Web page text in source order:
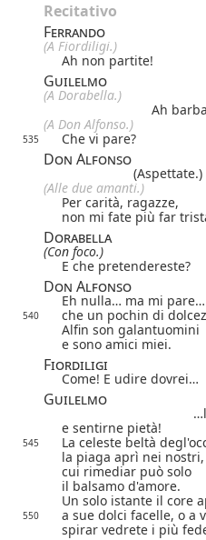
Recitativo
Ferrando
(A Fiordiligi.)
Ah non partite!
Guilelmo
(A Dorabella.)
Ah
(A Don Alfonso.)
535 Che vi pare?
Don Alfonso
(Aspettate.)
(Alle due amanti.)
Per carità, ragazze,
non mi fate più far
Dorabella
(Con foco.)
E che pretendereste?
Don Alfonso
Eh nulla… ma mi pare…
540
che un pochin di
Alfin son galantuomini
e sono amici miei.
Fiordiligi
Come! E udire dovrei…
Guilelmo
e sentirne pietà!
545
La celeste beltà
la piaga aprì nei nostri,
cui rimediar può solo
il balsamo d'amore.
Un solo istante il core
550
a sue dolci facelle, o a
spirar vedrete i più